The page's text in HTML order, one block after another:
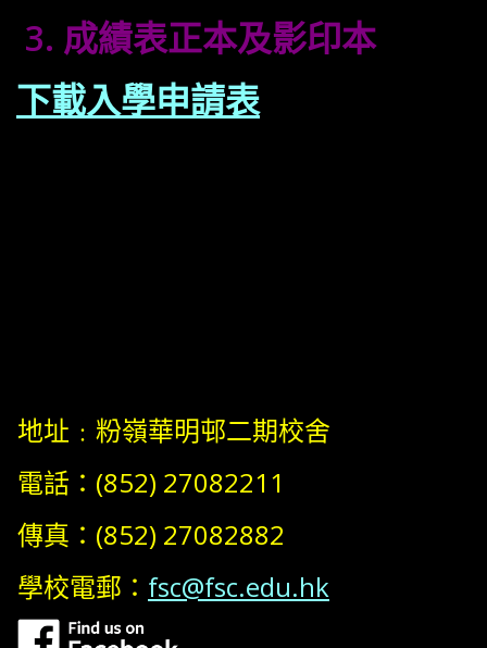
3. 成績表正本及影印本
下載入學申請表
地址﹕粉嶺華明邨二期校舍
電話：(852) 27082211
傳真：(852) 27082882
學校電郵： fsc@fsc.edu.hk